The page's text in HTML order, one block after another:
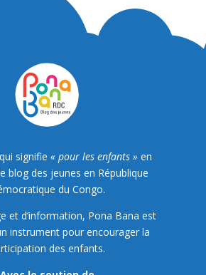
qui signifie « pour les enfants » en
blog des jeunes en République
du Congo.
et d’information, Pona Bana est
instrument pour encourager la
des enfants.